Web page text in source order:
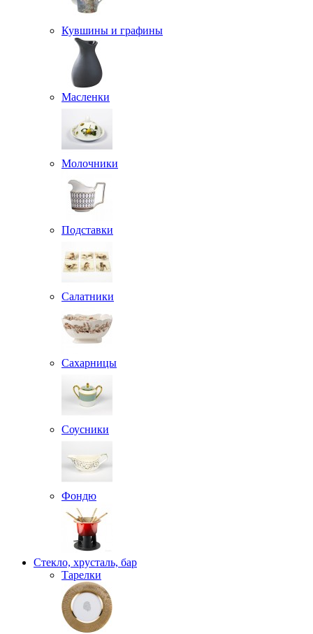
Кувшины и графины
Масленки
Молочники
Подставки
Салатники
Сахарницы
Соусники
Фондю
Стекло, хрусталь, бар
Тарелки